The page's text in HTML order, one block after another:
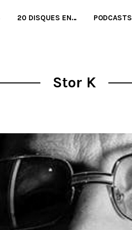
20 DISQUES EN… PODCASTS
Stor K